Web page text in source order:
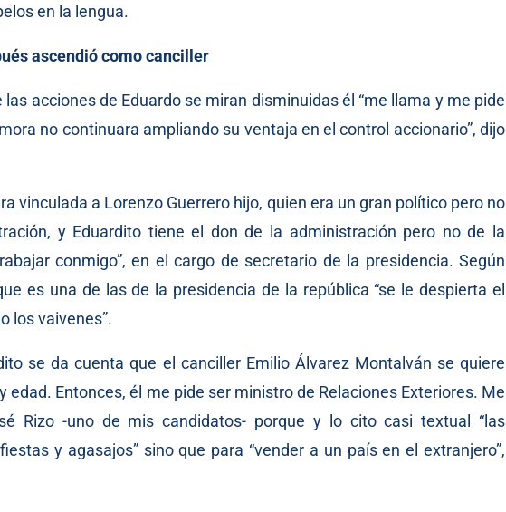
en la lengua.
ascendió como canciller
acciones de Eduardo se miran disminuidas él “me llama y me pide
no continuara ampliando su ventaja en el control accionario”, dijo
vinculada a Lorenzo Guerrero hijo, quien era un gran político pero no
y Eduardito tiene el don de la administración pero no de la
conmigo”, en el cargo de secretario de la presidencia. Según
es una de las de la presidencia de la república “se le despierta el
los vaivenes”.
se da cuenta que el canciller Emilio Álvarez Montalván se quiere
edad. Entonces, él me pide ser ministro de Relaciones Exteriores. Me
Rizo -uno de mis candidatos- porque y lo cito casi textual “las
y agasajos” sino que para “vender a un país en el extranjero”,